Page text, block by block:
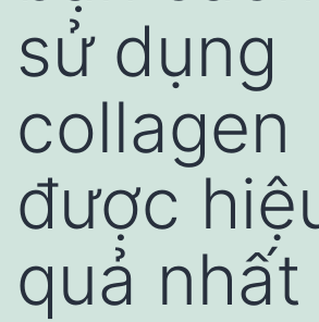
sử dụng
collagen
được
quả nhất